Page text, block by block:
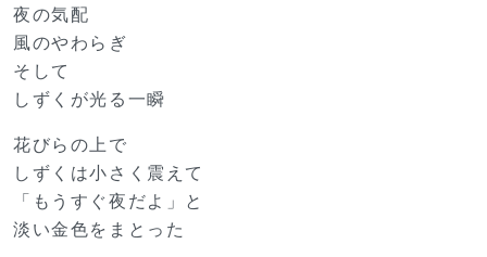
夜の気配
風のやわらぎ
そして
しずくが光る一瞬
花びらの上で
しずくは小さく震えて
「もうすぐ夜だよ」と
淡い金色をまとった